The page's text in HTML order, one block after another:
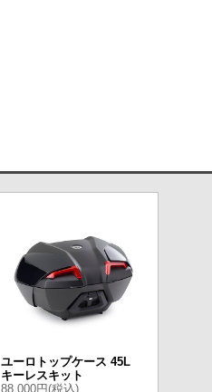
ユーロトップケース 45L
キーレスキット
88,000円(税込)